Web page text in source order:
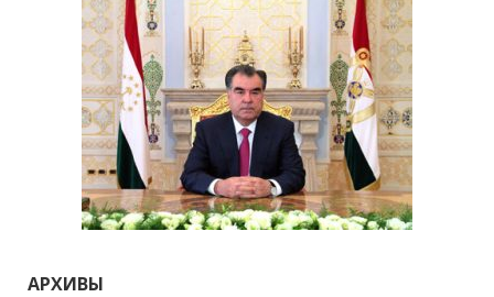
АРХИВЫ